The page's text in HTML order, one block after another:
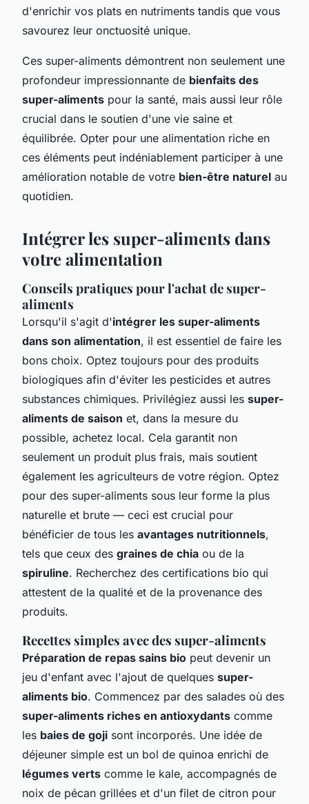
d'enrichir vos plats en nutriments tandis que vous
savourez leur onctuosité unique.
Ces super-aliments démontrent non seulement une
profondeur impressionnante de bienfaits des
super-aliments pour la santé, mais aussi leur rôle
crucial dans le soutien d'une vie saine et
équilibrée. Opter pour une alimentation riche en
ces éléments peut indéniablement participer à une
amélioration notable de votre bien-être naturel au
quotidien.
Intégrer les super-aliments dans
votre alimentation
Conseils pratiques pour l'achat de super-
aliments
Lorsqu'il s'agit d'intégrer les super-aliments
dans son alimentation, il est essentiel de faire les
bons choix. Optez toujours pour des produits
biologiques afin d'éviter les pesticides et autres
substances chimiques. Privilégiez aussi les super-
aliments de saison et, dans la mesure du
possible, achetez local. Cela garantit non
seulement un produit plus frais, mais soutient
également les agriculteurs de votre région. Optez
pour des super-aliments sous leur forme la plus
naturelle et brute — ceci est crucial pour
bénéficier de tous les avantages nutritionnels,
tels que ceux des graines de chia ou de la
spiruline. Recherchez des certifications bio qui
attestent de la qualité et de la provenance des
produits.
Recettes simples avec des super-aliments
Préparation de repas sains bio peut devenir un
jeu d'enfant avec l'ajout de quelques super-
aliments bio. Commencez par des salades où des
super-aliments riches en antioxydants comme
les baies de goji sont incorporés. Une idée de
déjeuner simple est un bol de quinoa enrichi de
légumes verts comme le kale, accompagnés de
noix de pécan grillées et d'un filet de citron pour